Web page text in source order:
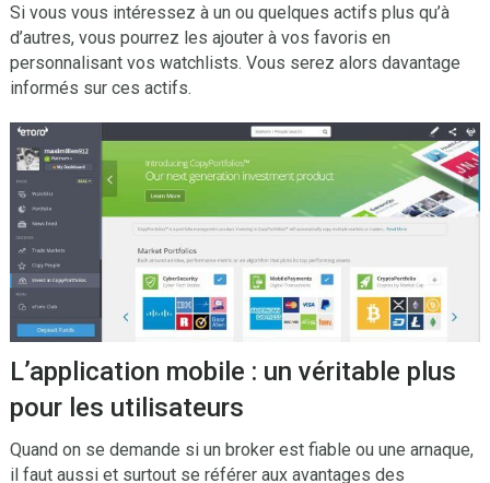
Si vous vous intéressez à un ou quelques actifs plus qu’à
d’autres, vous pourrez les ajouter à vos favoris en
personnalisant vos watchlists. Vous serez alors davantage
informés sur ces actifs.
L’application mobile : un véritable plus
pour les utilisateurs
Quand on se demande si un broker est fiable ou une arnaque,
il faut aussi et surtout se référer aux avantages des